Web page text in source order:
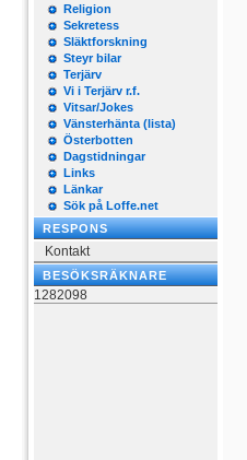
Religion
Sekretess
Släktforskning
Steyr bilar
Terjärv
Vi i Terjärv r.f.
Vitsar/Jokes
Vänsterhänta (lista)
Österbotten
Dagstidningar
Links
Länkar
Sök på Loffe.net
RESPONS
Kontakt
BESÖKSRÄKNARE
1282098